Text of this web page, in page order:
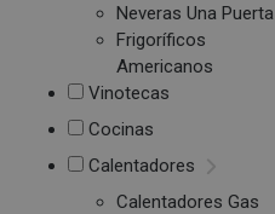
Neveras Una Puerta
Frigoríficos
Americanos
Vinotecas
Cocinas
Calentadores
Calentadores Gas